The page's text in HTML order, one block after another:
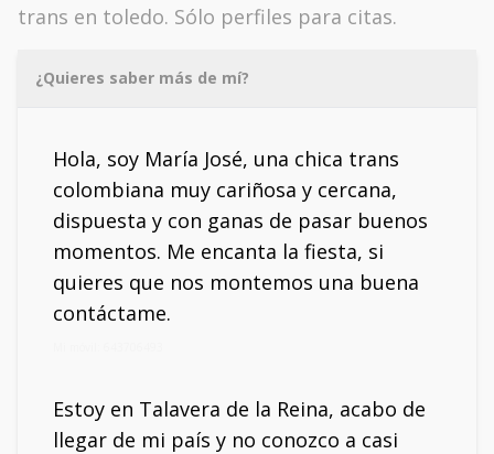
trans en toledo. Sólo perfiles para citas.
¿Quieres saber más de mí?
Hola, soy María José, una chica trans
colombiana muy cariñosa y cercana,
dispuesta y con ganas de pasar buenos
momentos. Me encanta la fiesta, si
quieres que nos montemos una buena
contáctame.
Estoy en Talavera de la Reina, acabo de
llegar de mi país y no conozco a casi